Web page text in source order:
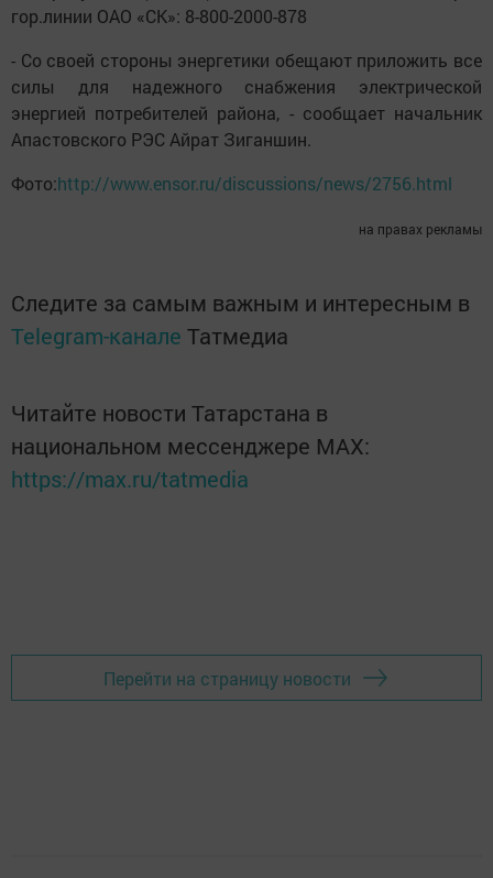
гор.линии ОАО «СК»: 8-800-2000-878
- Со своей стороны энергетики обещают приложить все
силы для надежного снабжения электрической
энергией потребителей района, - сообщает начальник
Апастовского РЭС Айрат Зиганшин.
Фото:http://www.ensor.ru/discussions/news/2756.html
на правах рекламы
Следите за самым важным и интересным в
Telegram-канале Татмедиа
Читайте новости Татарстана в
национальном мессенджере MАХ:
https://max.ru/tatmedia
Перейти на страницу новости